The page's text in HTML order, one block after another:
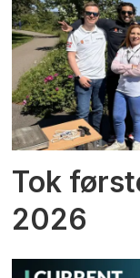
Tok
2026